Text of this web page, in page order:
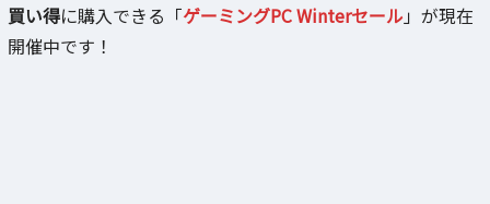
買い得に購入できる「ゲーミングPC Winterセール 」が現在
開催中です！